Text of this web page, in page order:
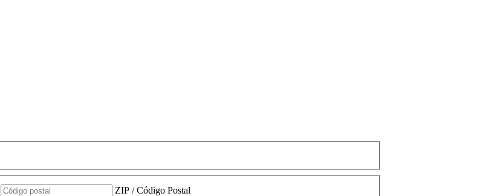
ZIP / Código Postal